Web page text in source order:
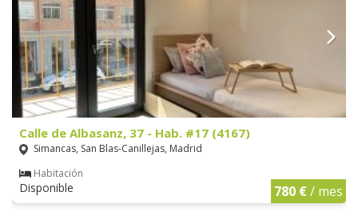
Calle de Albasanz, 37 - Hab. #17 (4167)
Simancas, San Blas-Canillejas, Madrid
Habitación
Disponible 780 €/ mes